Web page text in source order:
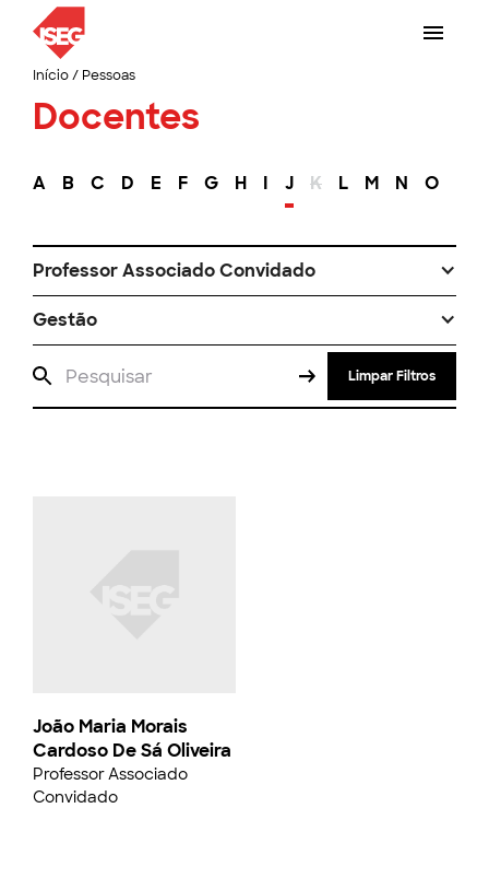
Início/ Pessoas
Docentes
A B C D E F G H I J K L M N O
Professor Associado Convidado
Gestão
Limpar Filtros
João Maria Morais
Cardoso De Sá Oliveira
Professor Associado
Convidado